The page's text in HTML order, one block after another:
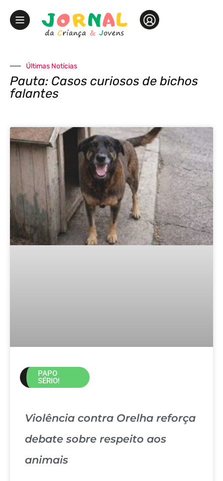
Últimas Notícias
Pauta: Casos curiosos de bichos
falantes
PAPO
SÉRIO!
Violência contra Orelha reforça
debate sobre respeito aos
animais